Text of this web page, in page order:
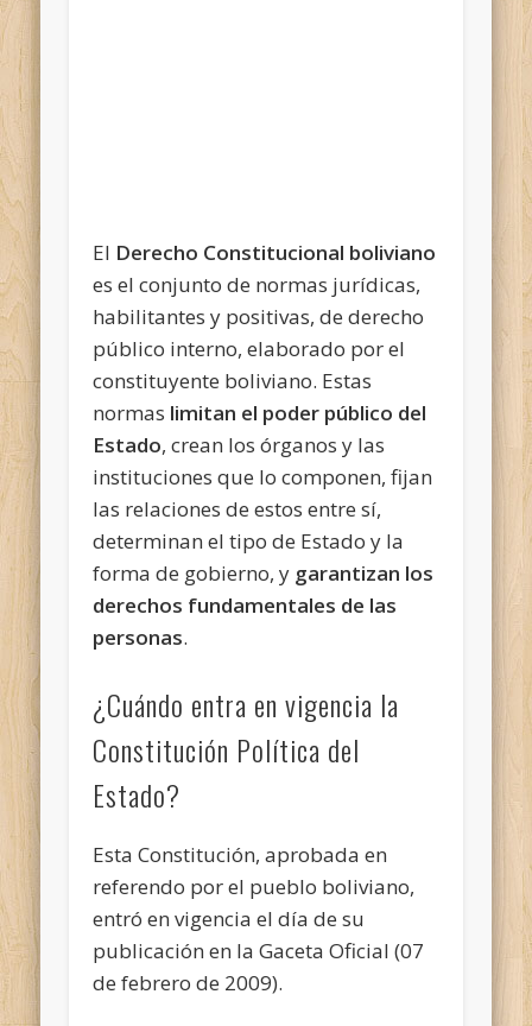
El Derecho Constitucional boliviano
es el conjunto de normas jurídicas,
habilitantes y positivas, de derecho
público interno, elaborado por el
constituyente boliviano. Estas
normas limitan el poder público del
Estado, crean los órganos y las
instituciones que lo componen, fijan
las relaciones de estos entre sí,
determinan el tipo de Estado y la
forma de gobierno, y garantizan los
derechos fundamentales de las
personas.
¿Cuándo entra en vigencia la
Constitución Política del
Estado?
Esta Constitución, aprobada en
referendo por el pueblo boliviano,
entró en vigencia el día de su
publicación en la Gaceta Oficial (07
de febrero de 2009).